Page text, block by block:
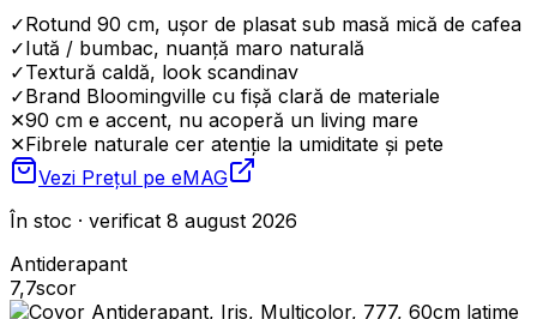
✓Rotund 90 cm, ușor de plasat sub masă mică de cafea
✓Iută / bumbac, nuanță maro naturală
✓Textură caldă, look scandinav
✓Brand Bloomingville cu fișă clară de materiale
✕90 cm e accent, nu acoperă un living mare
✕Fibrele naturale cer atenție la umiditate și pete
Vezi Prețul pe eMAG
În stoc · verificat 8 august 2026
Antiderapant
7,7scor